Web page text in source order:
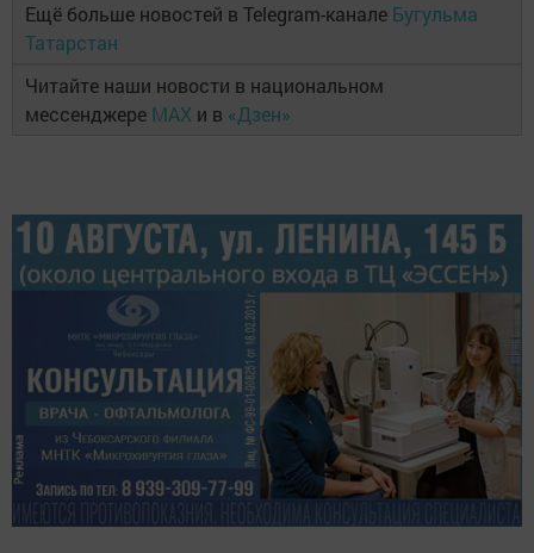
Ещё больше новостей в Telegram-канале Бугульма
Татарстан
Читайте наши новости в национальном
мессенджере MAX и в «Дзен»